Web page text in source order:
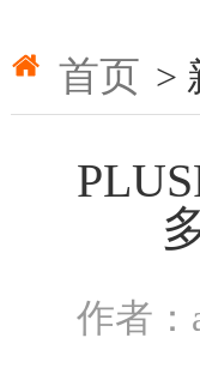
首页 >
作者：